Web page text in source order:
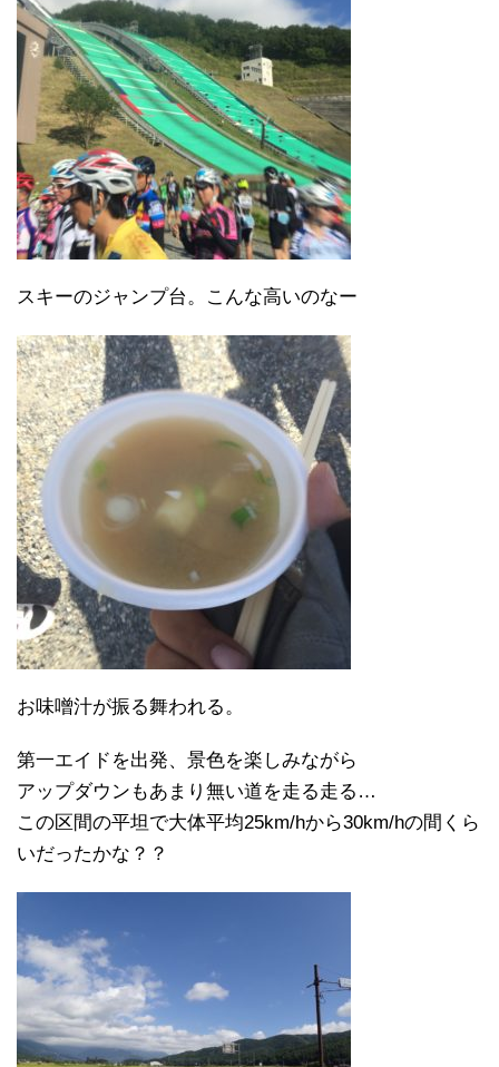
スキーのジャンプ台。こんな高いのなー
お味噌汁が振る舞われる。
第一エイドを出発、景色を楽しみながら
アップダウンもあまり無い道を走る走る…
この区間の平坦で大体平均25km/hから30km/hの間くら
いだったかな？？